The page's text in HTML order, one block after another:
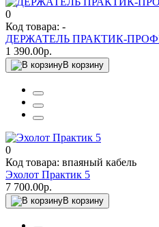
0
Код товара: -
ДЕРЖАТЕЛЬ ПРАКТИК-
1 390.00р.
В корзину
0
Код товара: впаяный кабель
Эхолот Практик 5
7 700.00р.
В корзину